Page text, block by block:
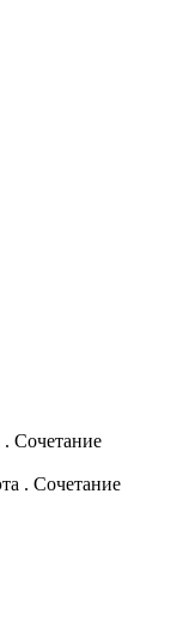
. Сочетание